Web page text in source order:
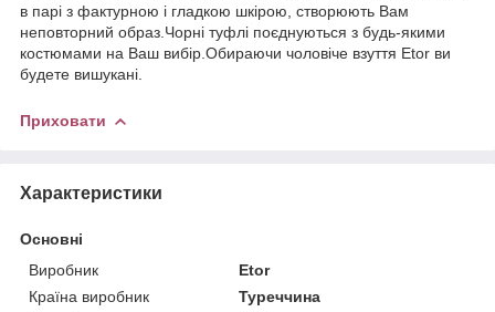
в парі з фактурною і гладкою шкірою, створюють Вам
неповторний образ.Чорні туфлі поєднуються з будь-якими
костюмами на Ваш вибір.Обираючи чоловіче взуття Etor ви
будете вишукані.
Приховати
Характеристики
Основні
Виробник
Etor
Країна виробник
Туреччина